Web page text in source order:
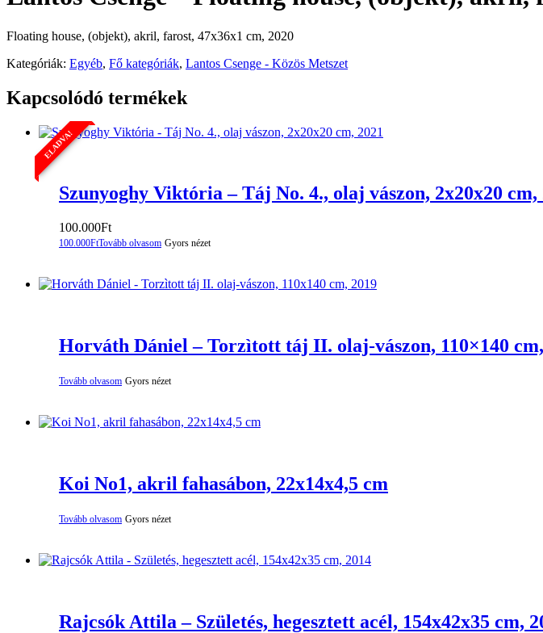
Floating house, (objekt), akril, farost, 47x36x1 cm, 2020
Kategóriák: Egyéb, Fő kategóriák, Lantos Csenge - Közös Metszet
Kapcsolódó termékek
ELADVA!
Szunyoghy Viktória – Táj No. 4., olaj vászon, 2x20x20 cm,
100.000Ft
100.000FtTovább olvasom Gyors nézet
Horváth Dániel – Torzìtott táj II. olaj-vászon, 110×140
Tovább olvasom Gyors nézet
Koi No1, akril fahasábon, 22x14x4,5 cm
Tovább olvasom Gyors nézet
Rajcsók Attila – Születés, hegesztett acél, 154x42x35 cm,